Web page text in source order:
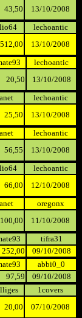
43,50
13/10/2008
lechoantic
512,00
13/10/2008
lechoantic
20,50
13/10/2008
lechoantic
25,50
13/10/2008
lechoantic
56,55
13/10/2008
lechoantic
66,00
12/10/2008
oregonx
100,00
11/10/2008
tifra31
252,00
09/10/2008
abbi0_0
97,59
09/10/2008
1covers
20,00
07/10/2008